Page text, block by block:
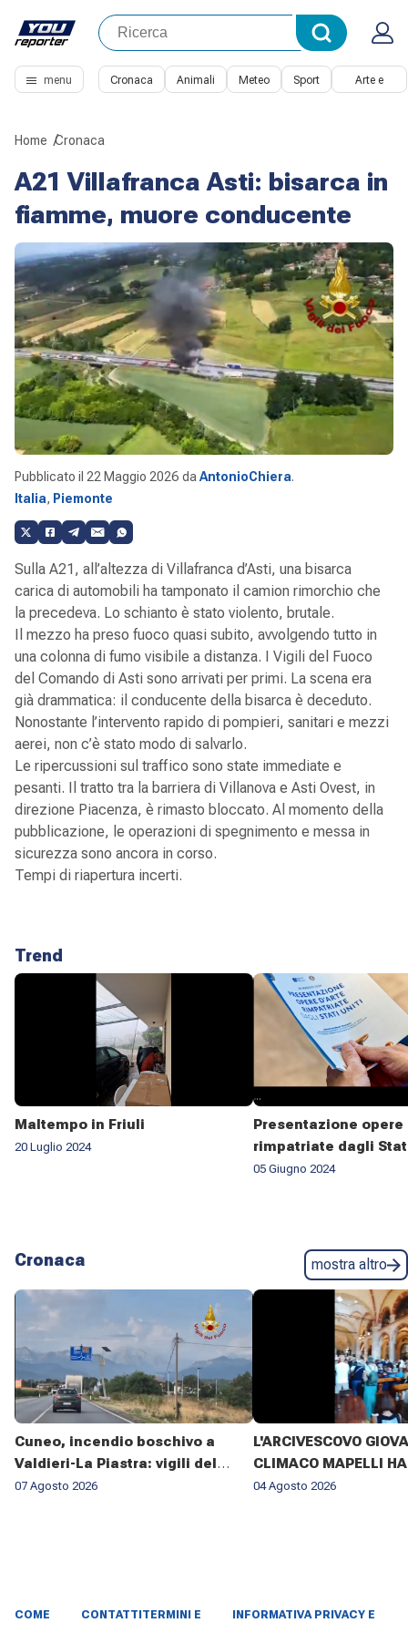
menu Cronaca Animali Meteo Sport Arte e
Home Cronaca
A21 Villafranca Asti: bisarca in
fiamme, muore conducente
Pubblicato il 22 Maggio 2026 da AntonioChiera.
Italia, Piemonte
Sulla A21, all’altezza di Villafranca d’Asti, una bisarca
carica di automobili ha tamponato il camion rimorchio che
la precedeva. Lo schianto è stato violento, brutale.
Il mezzo ha preso fuoco quasi subito, avvolgendo tutto in
una colonna di fumo visibile a distanza. I Vigili del Fuoco
del Comando di Asti sono arrivati per primi. La scena era
già drammatica: il conducente della bisarca è deceduto.
Nonostante l’intervento rapido di pompieri, sanitari e mezzi
aerei, non c’è stato modo di salvarlo.
Le ripercussioni sul traffico sono state immediate e
pesanti. Il tratto tra la barriera di Villanova e Asti Ovest, in
direzione Piacenza, è rimasto bloccato. Al momento della
pubblicazione, le operazioni di spegnimento e messa in
sicurezza sono ancora in corso.
Tempi di riapertura incerti.
Trend
Maltempo in Friuli
20 Luglio 2024
Presentazione
rimpatriate dagli
05 Giugno 2024
Cronaca mostra altro
Cuneo, incendio boschivo a
Valdieri-La Piastra: vigili del
fuoco al lavoro da sette giorni
07 Agosto 2026
L'ARCIVESCOVO
CLIMACO MAPELLI HA
PRESENZIATO AL
04 Agosto 2026
COME
CONTATTI TERMINI E
INFORMATIVA PRIVACY E